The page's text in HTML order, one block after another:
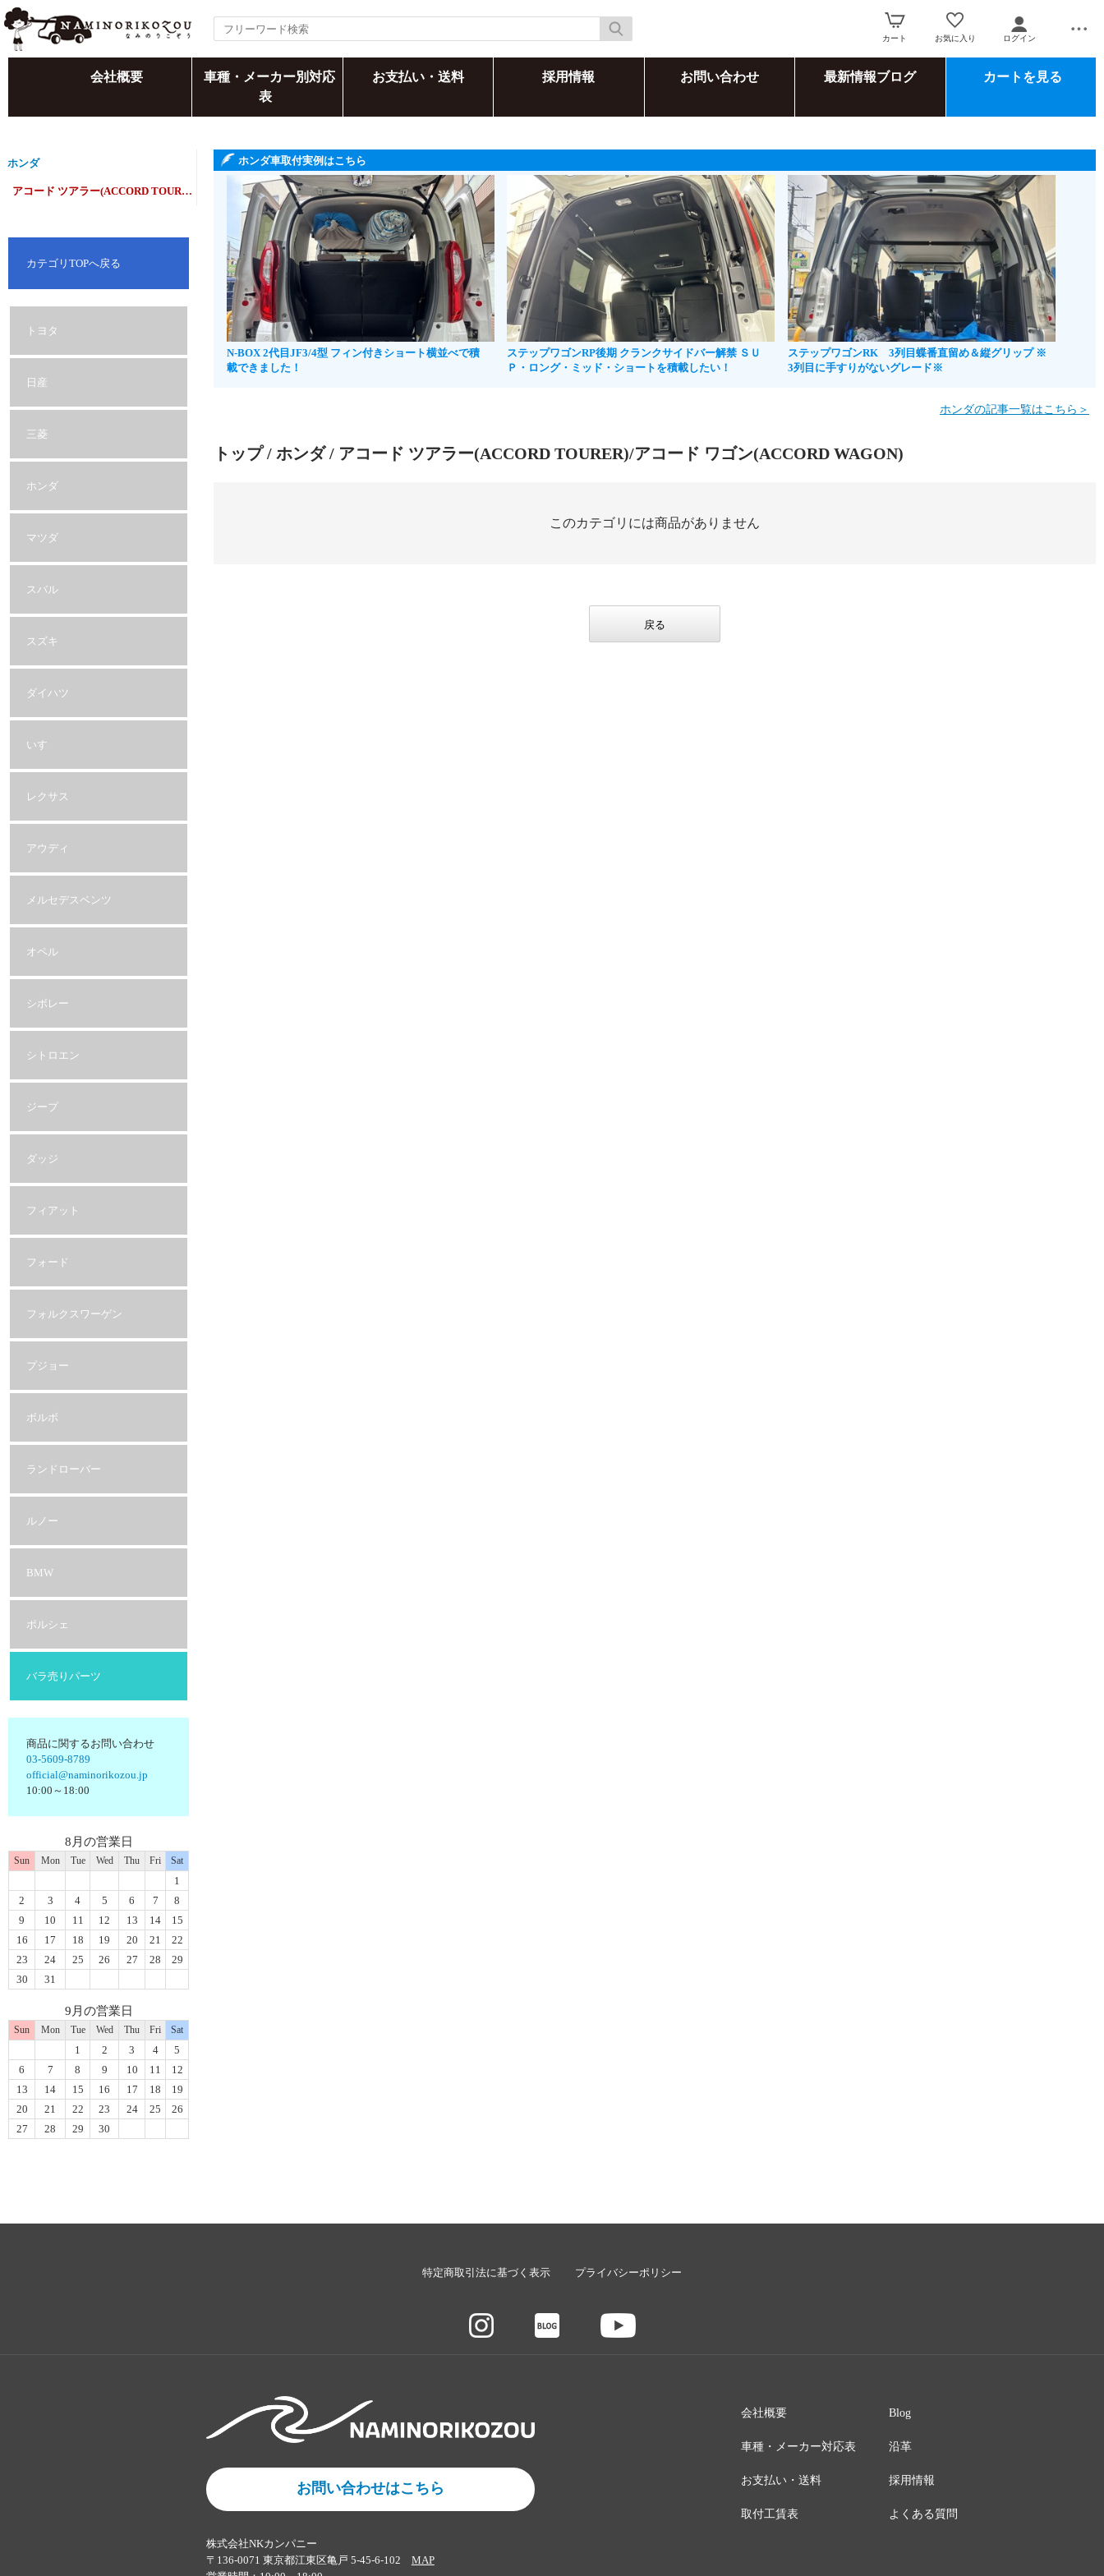
カート お気に入り ログイン
会社概要
車種・メーカー別対応
表
お支払い・送料 採用情報 お問い合わせ 最新情報ブログ カートを見る
ホンダ
アコード ツアラー(ACCORD TOURER)/アコード ワゴン(ACCORD WAGON)
カテゴリTOPへ戻る
トヨタ
日産
三菱
ホンダ
マツダ
スバル
スズキ
ダイハツ
いすゞ
レクサス
アウディ
メルセデスベンツ
オペル
シボレー
シトロエン
ジープ
ダッジ
フィアット
フォード
フォルクスワーゲン
プジョー
ボルボ
ランドローバー
ルノー
BMW
ポルシェ
バラ売りパーツ
商品に関するお問い合わせ
03-5609-8789
official@naminorikozou.jp
10:00～18:00
8月の営業日
Sun Mon Tue Wed Thu Fri Sat
1
2
3 4 5 6 7
8
9
10 11 12 13 14
15
16
17 18 19 20 21
22
23
24 25 26 27 28
29
30
31
9月の営業日
Sun Mon Tue Wed Thu Fri Sat
1 2 3 4
5
6
7 8 9 10 11
12
13
14 15 16 17 18
19
20
21 22 23 24 25
26
27
28 29 30
ホンダ車取付実例はこちら
N-BOX 2代目JF3/4型 フィン付きショート横並べで積
載できました！
ステップワゴンRP後期 クランクサイドバー解禁 ＳＵ
Ｐ・ロング・ミッド・ショートを積載したい！
ステップワゴンRK 3列目蝶番直留め＆縦グリップ ※
3列目に手すりがないグレード※
ホンダの記事一覧はこちら＞
トップ/ ホンダ/ アコード ツアラー(ACCORD TOURER)/アコード ワゴン(ACCORD WAGON)
このカテゴリには商品がありません
戻る
特定商取引法に基づく表示 プライバシーポリシー
お問い合わせはこちら
株式会社NKカンパニー
〒136-0071 東京都江東区亀戸 5-45-6-102 MAP
会社概要
車種・メーカー対応表
お支払い・送料
取付工賃表
Blog
沿革
採用情報
よくある質問